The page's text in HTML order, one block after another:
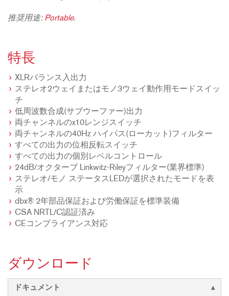
推奨用途: Portable.
特長
XLRバランス入出力
ステレオ2ウェイまたはモノ3ウェイ動作用モードスイッ
チ
低周波数合成(サブウーファー)出力
両チャンネルのx10レンジスイッチ
両チャンネルの40Hz ハイパス(ローカット)フィルター
すべての出力の位相反転スイッチ
すべての出力の個別レベルコントロール
24dB/オクターブ Linkwitz-Rileyフィルター(業界標準)
ステレオ/モノ ステータスLEDが選択されたモードを表
示
dbx® 2年部品保証および労働保証を標準装備
CSA NRTL/C認証済み
CEコンプライアンス対応
ダウンロード
ドキュメント